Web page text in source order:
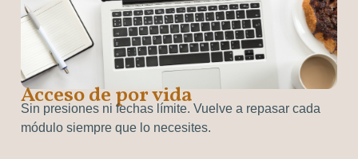
Acceso de por vida
Sin presiones ni fechas límite. Vuelve a repasar cada
módulo siempre que lo necesites.